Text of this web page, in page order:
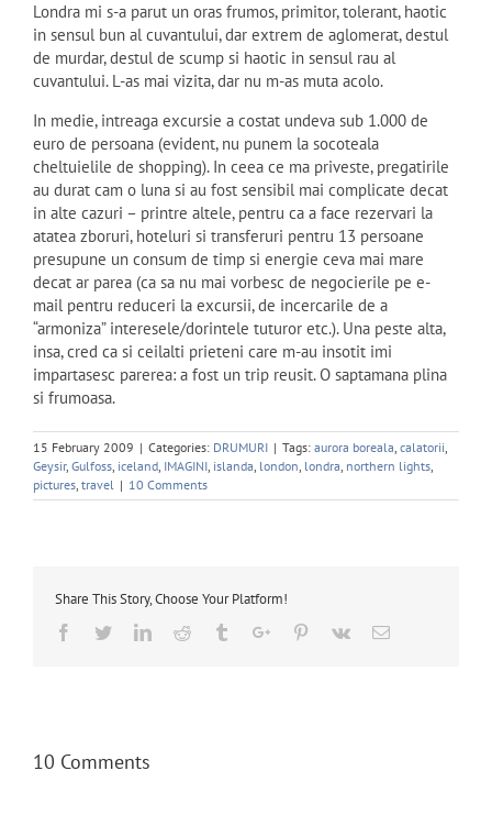
Londra mi s-a parut un oras frumos, primitor, tolerant, haotic
in sensul bun al cuvantului, dar extrem de aglomerat, destul
de murdar, destul de scump si haotic in sensul rau al
cuvantului. L-as mai vizita, dar nu m-as muta acolo.
In medie, intreaga excursie a costat undeva sub 1.000 de
euro de persoana (evident, nu punem la socoteala
cheltuielile de shopping). In ceea ce ma priveste, pregatirile
au durat cam o luna si au fost sensibil mai complicate decat
in alte cazuri – printre altele, pentru ca a face rezervari la
atatea zboruri, hoteluri si transferuri pentru 13 persoane
presupune un consum de timp si energie ceva mai mare
decat ar parea (ca sa nu mai vorbesc de negocierile pe e-
mail pentru reduceri la excursii, de incercarile de a
“armoniza” interesele/dorintele tuturor etc.). Una peste alta,
insa, cred ca si ceilalti prieteni care m-au insotit imi
impartasesc parerea: a fost un trip reusit. O saptamana plina
si frumoasa.
15 February 2009 | Categories: DRUMURI | Tags: aurora boreala, calatorii,
Geysir, Gulfoss, iceland, IMAGINI, islanda, london, londra, northern lights,
pictures, travel | 10 Comments
Share This Story, Choose Your Platform!
Facebook
TwitterLinkedinReddit TumblrGoogle+Pinterest
Vk Email
10 Comments